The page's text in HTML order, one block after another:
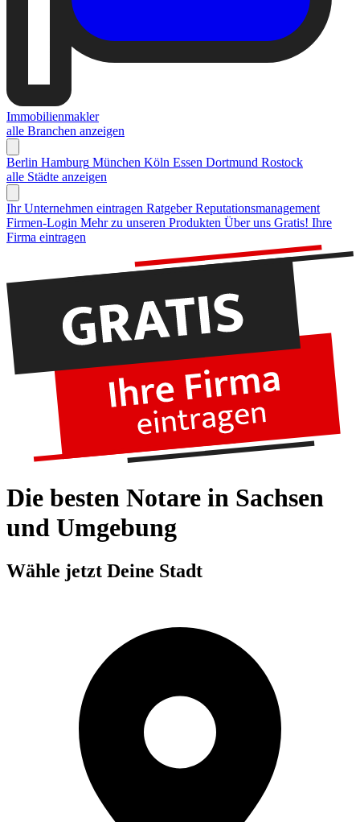
Immobilienmakler
alle Branchen anzeigen
Berlin Hamburg München Köln Essen Dortmund Rostock
alle Städte anzeigen
Ihr Unternehmen eintragen Ratgeber Reputationsmanagement
Firmen-Login Mehr zu unseren Produkten Über uns Gratis! Ihre
Firma eintragen
Die besten Notare in Sachsen
und Umgebung
Wähle jetzt Deine Stadt